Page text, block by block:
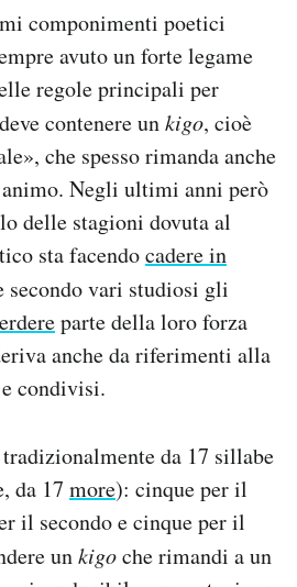
componimenti poetici
avuto un forte legame
regole principali per
contenere unkigo, cioè
che spesso rimanda anche
Negli ultimi anni però
delle stagioni dovuta al
sta facendocadere in
secondo vari studiosi gli
parte della loro forza
anche da riferimenti alla
condivisi.
da 17 sillabe
da 17 more): cinque per il
il secondo e cinque per il
unkigoche rimandi a un